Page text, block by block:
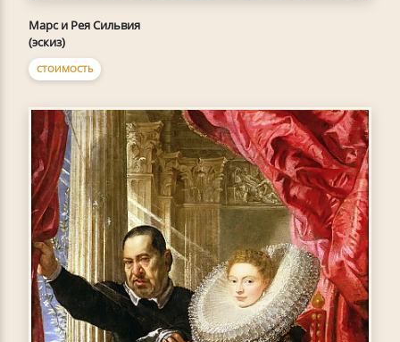
Марс и Рея Сильвия
(эскиз)
СТОИМОСТЬ